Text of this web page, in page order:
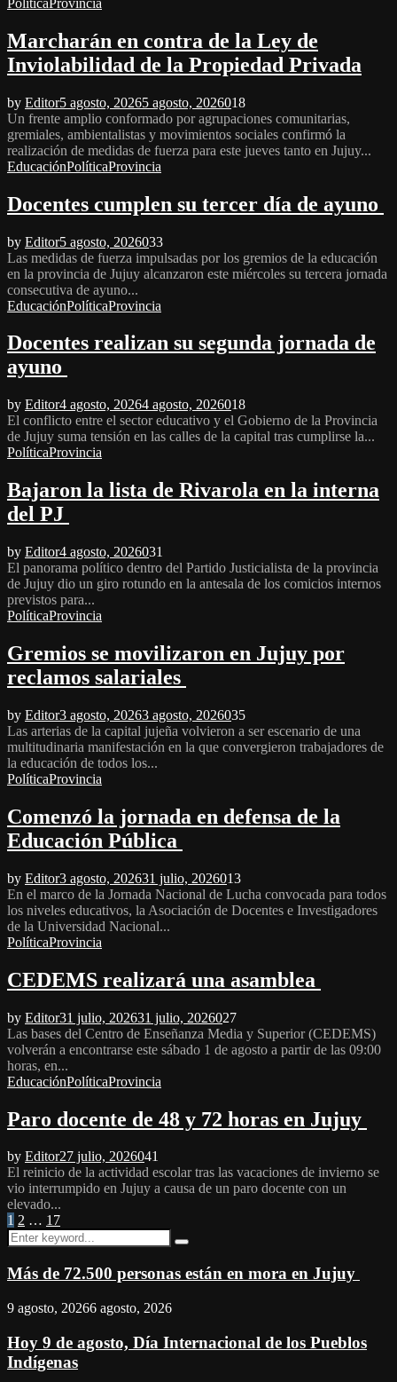
PolíticaProvincia
Marcharán en contra de la Ley de
Inviolabilidad de la Propiedad Privada
by Editor5 agosto, 20265 agosto, 2026018
Un frente amplio conformado por agrupaciones comunitarias,
gremiales, ambientalistas y movimientos sociales confirmó la
realización de medidas de fuerza para este jueves tanto en Jujuy...
EducaciónPolíticaProvincia
Docentes cumplen su tercer día de ayuno
by Editor5 agosto, 2026033
Las medidas de fuerza impulsadas por los gremios de la educación
en la provincia de Jujuy alcanzaron este miércoles su tercera jornada
consecutiva de ayuno...
EducaciónPolíticaProvincia
Docentes realizan su segunda jornada de
ayuno
by Editor4 agosto, 20264 agosto, 2026018
El conflicto entre el sector educativo y el Gobierno de la Provincia
de Jujuy suma tensión en las calles de la capital tras cumplirse la...
PolíticaProvincia
Bajaron la lista de Rivarola en la interna
del PJ
by Editor4 agosto, 2026031
El panorama político dentro del Partido Justicialista de la provincia
de Jujuy dio un giro rotundo en la antesala de los comicios internos
previstos para...
PolíticaProvincia
Gremios se movilizaron en Jujuy por
reclamos salariales
by Editor3 agosto, 20263 agosto, 2026035
Las arterias de la capital jujeña volvieron a ser escenario de una
multitudinaria manifestación en la que convergieron trabajadores de
la educación de todos los...
PolíticaProvincia
Comenzó la jornada en defensa de la
Educación Pública
by Editor3 agosto, 202631 julio, 2026013
En el marco de la Jornada Nacional de Lucha convocada para todos
los niveles educativos, la Asociación de Docentes e Investigadores
de la Universidad Nacional...
PolíticaProvincia
CEDEMS realizará una asamblea
by Editor31 julio, 202631 julio, 2026027
Las bases del Centro de Enseñanza Media y Superior (CEDEMS)
volverán a encontrarse este sábado 1 de agosto a partir de las 09:00
horas, en...
EducaciónPolíticaProvincia
Paro docente de 48 y 72 horas en Jujuy
by Editor27 julio, 2026041
El reinicio de la actividad escolar tras las vacaciones de invierno se
vio interrumpido en Jujuy a causa de un paro docente con un
elevado...
Paginación
de
entradas
1 2 … 17
Search
for:
Search
Más de 72.500 personas están en mora en Jujuy
9 agosto, 20266 agosto, 2026
Hoy 9 de agosto, Día Internacional de los Pueblos
Indígenas